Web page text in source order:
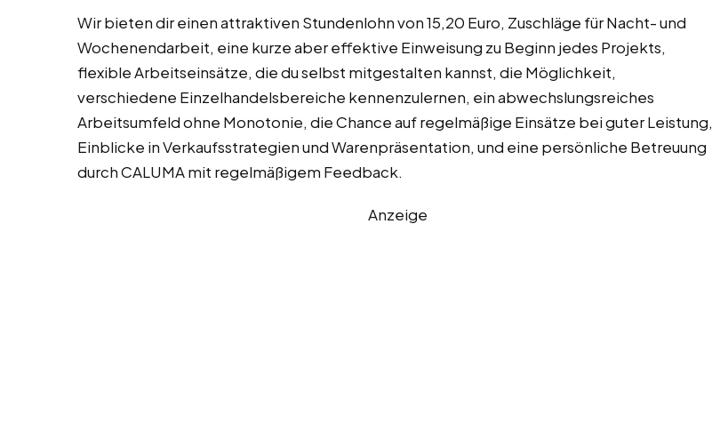
Wir bieten dir einen attraktiven Stundenlohn von 15,20 Euro, Zuschläge für Nacht- und
Wochenendarbeit, eine kurze aber effektive Einweisung zu Beginn jedes Projekts,
flexible Arbeitseinsätze, die du selbst mitgestalten kannst, die Möglichkeit,
verschiedene Einzelhandelsbereiche kennenzulernen, ein abwechslungsreiches
Arbeitsumfeld ohne Monotonie, die Chance auf regelmäßige Einsätze bei guter Leistung,
Einblicke in Verkaufsstrategien und Warenpräsentation, und eine persönliche Betreuung
durch CALUMA mit regelmäßigem Feedback.
Anzeige